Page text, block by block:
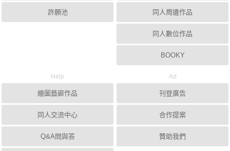
許願池 同人周邊作品
同人數位作品
BOOKY
Help
繪圖藝廊作品
同人交流中心
Q&A問與答
Ad
刊登廣告
合作提案
贊助我們